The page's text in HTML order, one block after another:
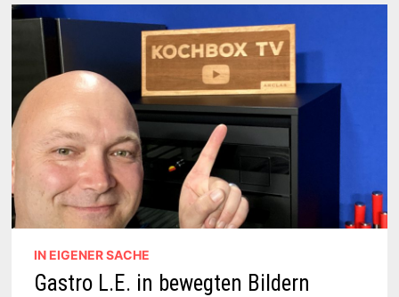
IN EIGENER SACHE
Gastro L.E. in bewegten Bildern